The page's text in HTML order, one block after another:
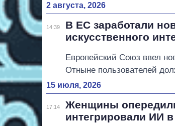
2 августа, 2026
14:39
В ЕС заработали
искусственного
Европейский Союз ввел
Отныне пользователей
15 июля, 2026
17:14
Женщины
интегрировали ИИ